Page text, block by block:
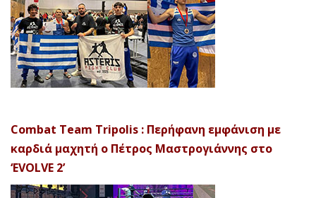
Combat Team Tripolis : Περήφανη εμφάνιση με
καρδιά μαχητή ο Πέτρος Μαστρογιάννης στο
‘EVOLVE 2’